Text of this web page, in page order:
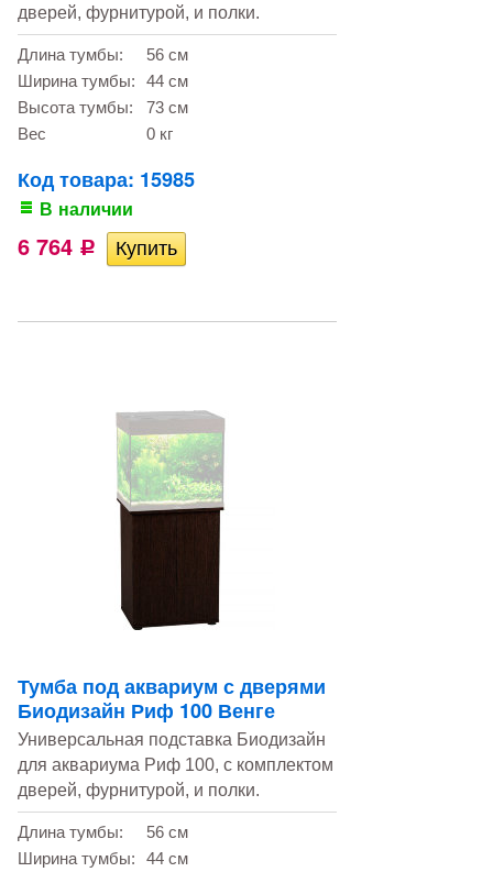
дверей, фурнитурой, и полки.
Длина тумбы:
56 см
Ширина тумбы:
44 см
Высота тумбы:
73 см
Вес
0 кг
Код товара: 15985
В наличии
6 764 Р
Тумба под аквариум с дверями
Биодизайн Риф 100 Венге
Универсальная подставка Биодизайн
для аквариума Риф 100, с комплектом
дверей, фурнитурой, и полки.
Длина тумбы:
56 см
Ширина тумбы:
44 см